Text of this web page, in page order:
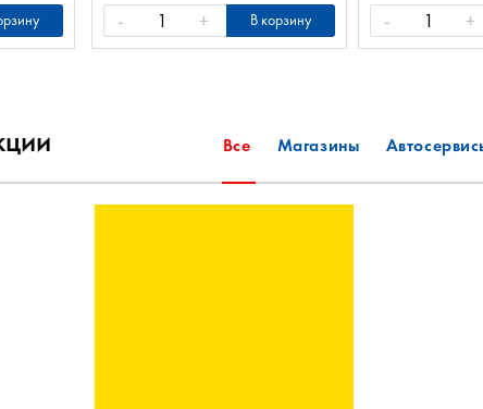
- + В корзину - +
Все Магазины